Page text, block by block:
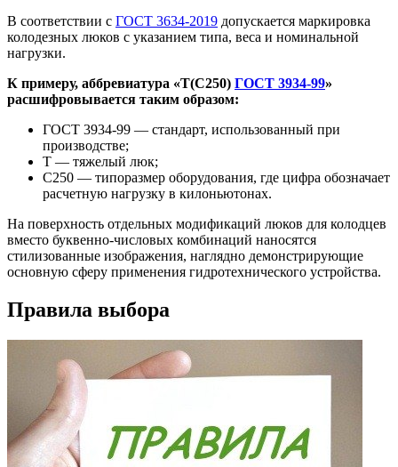
В соответствии с ГОСТ 3634-2019 допускается маркировка
колодезных люков с указанием типа, веса и номинальной
нагрузки.
К примеру, аббревиатура «Т(С250) ГОСТ 3934-99»
расшифровывается таким образом:
ГОСТ 3934-99 — стандарт, использованный при
производстве;
Т — тяжелый люк;
С250 — типоразмер оборудования, где цифра обозначает
расчетную нагрузку в килоньютонах.
На поверхность отдельных модификаций люков для колодцев
вместо буквенно-числовых комбинаций наносятся
стилизованные изображения, наглядно демонстрирующие
основную сферу применения гидротехнического устройства.
Правила выбора